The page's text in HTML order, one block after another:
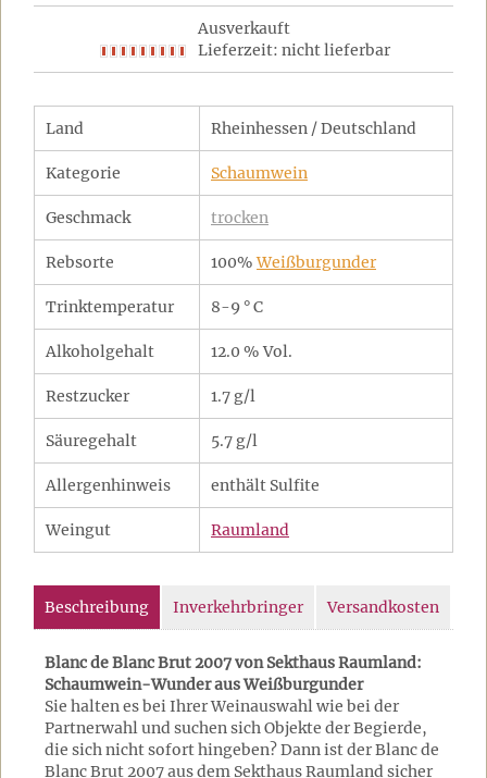
Ausverkauft
Lieferzeit: nicht lieferbar
Land Rheinhessen / Deutschland
Kategorie Schaumwein
Geschmack trocken
Rebsorte 100%Weißburgunder
Trinktemperatur 8-9 ° C
Alkoholgehalt 12.0 % Vol.
Restzucker 1.7 g/l
Säuregehalt 5.7 g/l
Allergenhinweis enthält Sulfite
Weingut Raumland
Beschreibung Inverkehrbringer Versandkosten
Blanc de Blanc Brut 2007 von Sekthaus Raumland:
Schaumwein-Wunder aus Weißburgunder
Sie halten es bei Ihrer Weinauswahl wie bei der
Partnerwahl und suchen sich Objekte der Begierde,
die sich nicht sofort hingeben? Dann ist der Blanc de
Blanc Brut 2007 aus dem Sekthaus Raumland sicher